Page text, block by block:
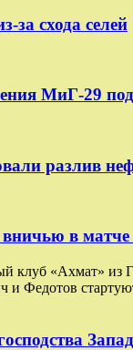
схода селей
МиГ-29
разлив
в
«Ахмат» из
и Федотов